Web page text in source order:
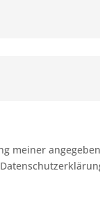
meiner